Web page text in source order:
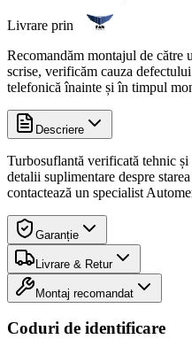
Livrare prin
Recomandăm montajul de către
scrise, verificăm cauza
telefonică înainte și în timpul
Descriere
Turbosuflantă verificată tehnic
detalii suplimentare despre
contactează un specialist
Garanție
Livrare & Retur
Montaj recomandat
Coduri de identificare